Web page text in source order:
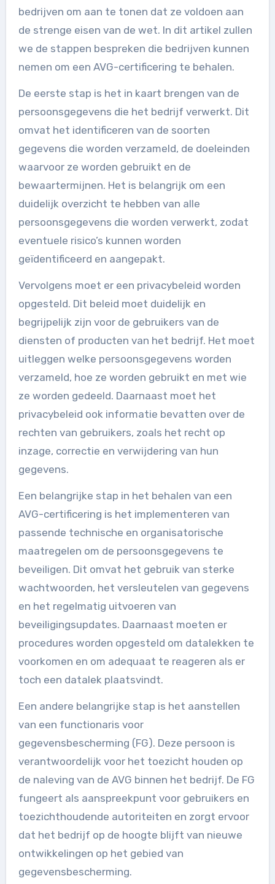
bedrijven om aan te tonen dat ze voldoen aan
de strenge eisen van de wet. In dit artikel zullen
we de stappen bespreken die bedrijven kunnen
nemen om een AVG-certificering te behalen.
De eerste stap is het in kaart brengen van de
persoonsgegevens die het bedrijf verwerkt. Dit
omvat het identificeren van de soorten
gegevens die worden verzameld, de doeleinden
waarvoor ze worden gebruikt en de
bewaartermijnen. Het is belangrijk om een
duidelijk overzicht te hebben van alle
persoonsgegevens die worden verwerkt, zodat
eventuele risico’s kunnen worden
geïdentificeerd en aangepakt.
Vervolgens moet er een privacybeleid worden
opgesteld. Dit beleid moet duidelijk en
begrijpelijk zijn voor de gebruikers van de
diensten of producten van het bedrijf. Het moet
uitleggen welke persoonsgegevens worden
verzameld, hoe ze worden gebruikt en met wie
ze worden gedeeld. Daarnaast moet het
privacybeleid ook informatie bevatten over de
rechten van gebruikers, zoals het recht op
inzage, correctie en verwijdering van hun
gegevens.
Een belangrijke stap in het behalen van een
AVG-certificering is het implementeren van
passende technische en organisatorische
maatregelen om de persoonsgegevens te
beveiligen. Dit omvat het gebruik van sterke
wachtwoorden, het versleutelen van gegevens
en het regelmatig uitvoeren van
beveiligingsupdates. Daarnaast moeten er
procedures worden opgesteld om datalekken te
voorkomen en om adequaat te reageren als er
toch een datalek plaatsvindt.
Een andere belangrijke stap is het aanstellen
van een functionaris voor
gegevensbescherming (FG). Deze persoon is
verantwoordelijk voor het toezicht houden op
de naleving van de AVG binnen het bedrijf. De FG
fungeert als aanspreekpunt voor gebruikers en
toezichthoudende autoriteiten en zorgt ervoor
dat het bedrijf op de hoogte blijft van nieuwe
ontwikkelingen op het gebied van
gegevensbescherming.